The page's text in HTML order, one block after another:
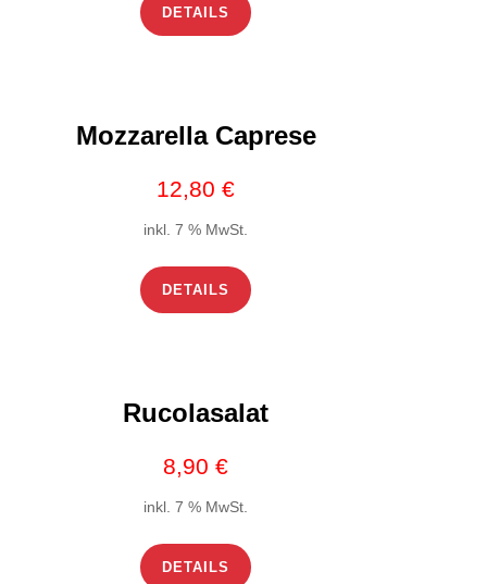
DETAILS
Mozzarella Caprese
12,80 €
inkl. 7 % MwSt.
DETAILS
Rucolasalat
8,90 €
inkl. 7 % MwSt.
DETAILS